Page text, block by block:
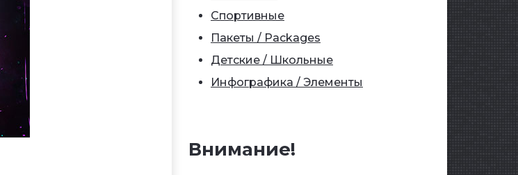
Спортивные
Пакеты / Packages
Детские / Школьные
Инфографика / Элементы
Внимание!